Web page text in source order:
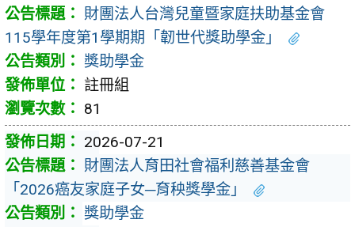
財團法人台灣兒童暨家庭扶助基金會
115學年度第1學期期「韌世代獎助學金」
獎助學金
註冊組
81
2026-07-21
財團法人育田社會福利慈善基金會
「2026癌友家庭子女─育秧獎學金」
獎助學金